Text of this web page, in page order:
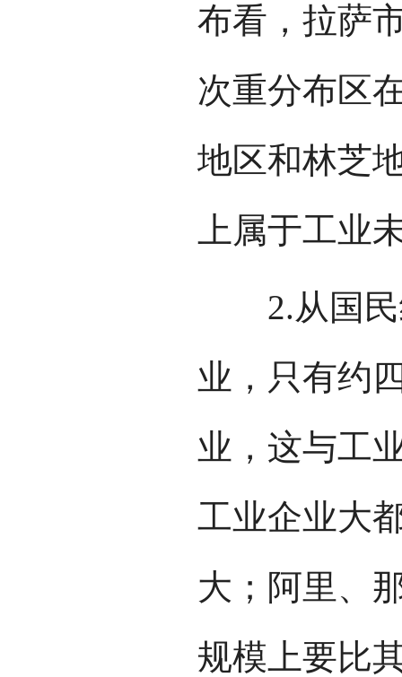
布看，拉萨
次重分布区
地区和林芝
上属于工业
2.从国民
业，只有约
业，这与工
工业企业大
大；阿里、
规模上要比